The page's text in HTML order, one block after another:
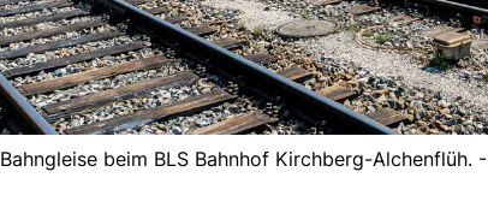
Bahngleise beim BLS Bahnhof Kirchberg-